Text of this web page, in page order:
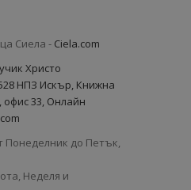
Сиела - Ciela.com
Христо
НПЗ Искър, Книжна
офис 33, Онлайн
Понеделник до Петък,
Неделя и